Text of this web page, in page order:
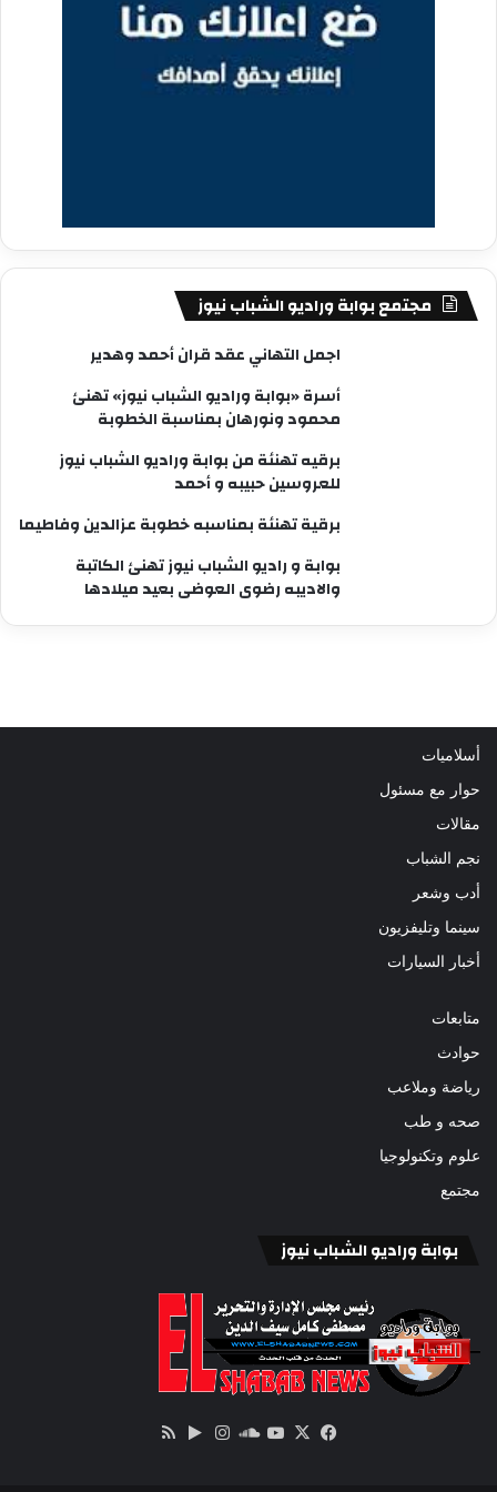
مجتمع بوابة وراديو الشباب نيوز
اجمل التهاني عقد قران أحمد وهدير
أسرة «بوابة وراديو الشباب نيوز» تهنئ
محمود ونورهان بمناسبة الخطوبة
برقيه تهنئة من بوابة وراديو الشباب نيوز
للعروسين حبيبه و أحمد
برقية تهنئة بمناسبه خطوبة عزالدين وفاطيما
بوابة و راديو الشباب نيوز تهنئ الكاتبة
والاديبه رضوى العوضى بعيد ميلادها
أسلاميات
حوار مع مسئول
مقالات
نجم الشباب
أدب وشعر
سينما وتليفزيون
أخبار السيارات
متابعات
حوادث
رياضة وملاعب
صحه و طب
علوم وتكنولوجيا
مجتمع
بوابة وراديو الشباب نيوز
فيسبوك
‫X
‫YouTube
ساوندانستقرام‏Google